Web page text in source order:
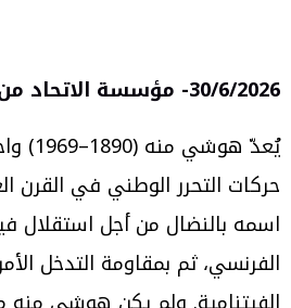
30/6/2026-
مؤسسة الاتحاد
يُعدّ
حركات التحرر الوطني في القرن
اسمه بالنضال من أجل استقلال
الفرنسي، ثم بمقاومة التدخل